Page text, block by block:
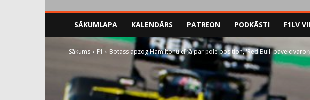
SĀKUMLAPA KALENDĀRS PATREON PODKĀSTI F1LV
Sākums F1 Botass apzog Hamiltonu cīņā par pole position, 'Red Bull' paveic